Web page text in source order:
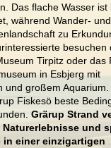
Das flache Wasser
während Wander-
zu
besuchen
Tirpitz oder das
in Esbjerg mit
und großem Aquarium.
Fiskesö beste
Grärup Strand
Naturerlebnisse und
einer einzigartigen